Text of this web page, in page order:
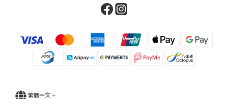
繁體中文